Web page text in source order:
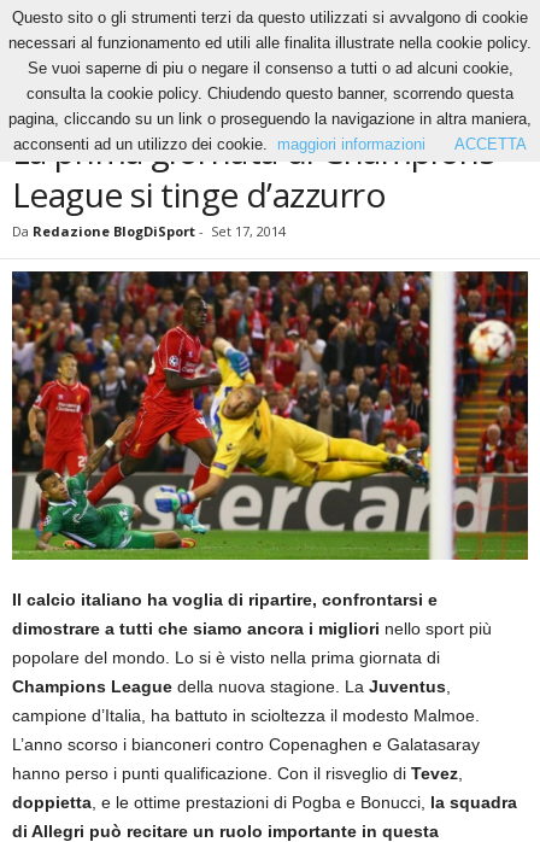
News La prima giornata di Champions League si tinge d’azzurro
NEWS
La prima giornata di Champions
League si tinge d’azzurro
Da Redazione BlogDiSport - Set 17, 2014
Il calcio italiano ha voglia di ripartire, confrontarsi e
dimostrare a tutti che siamo ancora i migliori nello sport più
popolare del mondo. Lo si è visto nella prima giornata di
Champions League della nuova stagione. La Juventus
campione d’Italia, ha battuto in scioltezza il modesto Malmoe.
L’anno scorso i bianconeri contro Copenaghen e Galatasaray
hanno perso i punti qualificazione. Con il risveglio di Tevez
doppietta , e le ottime prestazioni di Pogba e Bonucci, la squadra
di Allegri può recitare un ruolo importante in questa
Questo sito o gli strumenti terzi da questo utilizzati si avvalgono di cookie
necessari al funzionamento ed utili alle finalita illustrate nella cookie policy.
Se vuoi saperne di piu o negare il consenso a tutti o ad alcuni cookie,
consulta la cookie policy. Chiudendo questo banner, scorrendo questa
pagina, cliccando su un link o proseguendo la navigazione in altra maniera,
acconsenti ad un utilizzo dei cookie.
maggiori informazioni ACCETTA